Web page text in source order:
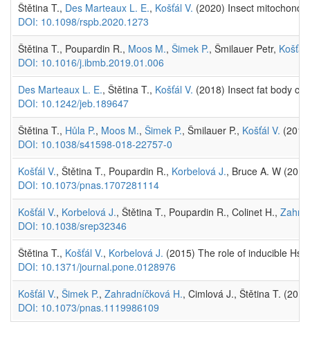
Štětina T., Des Marteaux L. E., Košťál V. (2020) Insect
DOI: 10.1098/rspb.2020.1273
Štětina T., Poupardin R., Moos M., Šimek P., Šmilauer Petr, Košťál
DOI: 10.1016/j.ibmb.2019.01.006
Des Marteaux L. E., Štětina T., Košťál V. (2018) Insect fat body
DOI: 10.1242/jeb.189647
Štětina T., Hůla P., Moos M., Šimek P., Šmilauer P., Košťál V.
DOI: 10.1038/s41598-018-22757-0
Košťál V., Štětina T., Poupardin R., Korbelová J., Bruce A. W
DOI: 10.1073/pnas.1707281114
Košťál V., Korbelová J., Štětina T., Poupardin R., Colinet H.,
DOI: 10.1038/srep32346
Štětina T., Košťál V., Korbelová J. (2015) The role of inducible
DOI: 10.1371/journal.pone.0128976
Košťál V., Šimek P., Zahradníčková H., Cimlová J., Štětina T.
DOI: 10.1073/pnas.1119986109